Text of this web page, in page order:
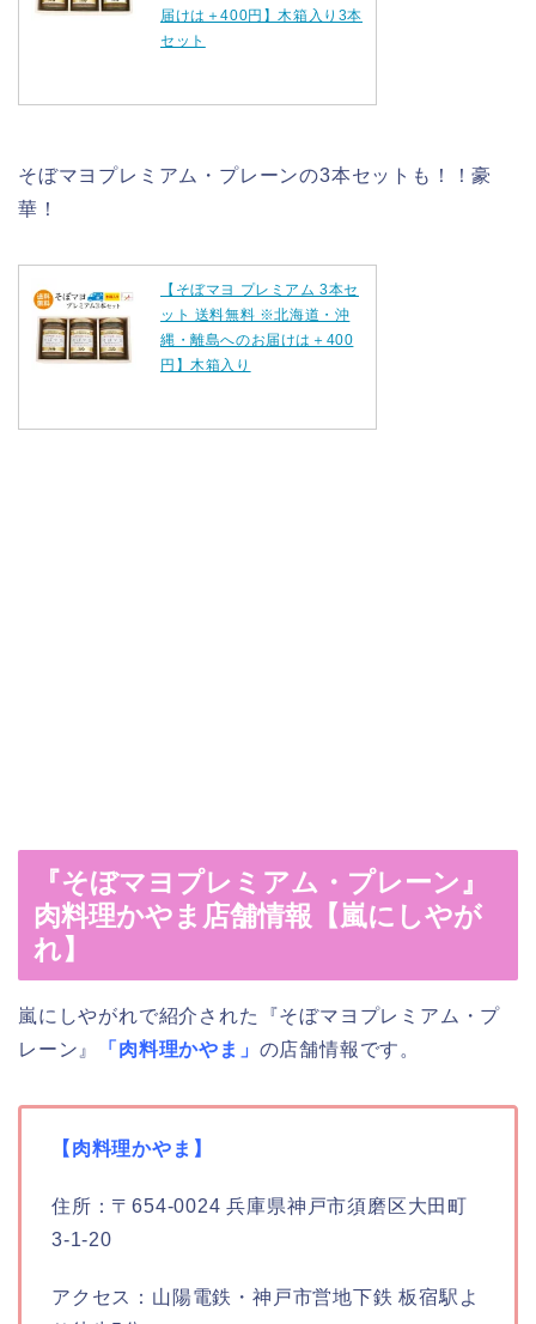
届けは＋400円】木箱入り3本
セット
そぼマヨプレミアム・プレーンの3本セットも！！豪
華！
【そぼマヨ プレミアム 3本セ
ット 送料無料 ※北海道・沖
縄・離島へのお届けは＋400
円】木箱入り
『そぼマヨプレミアム・プレーン』
肉料理かやま店舗情報【嵐にしやが
れ】
嵐にしやがれで紹介された『そぼマヨプレミアム・プ
レーン』
「肉料理かやま」 の店舗情報です。
【肉料理かやま】
住所：〒654-0024 兵庫県神戸市須磨区大田町
3-1-20
アクセス：山陽電鉄・神戸市営地下鉄 板宿駅よ